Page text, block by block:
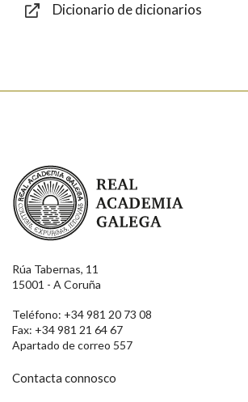
Dicionario de dicionarios
Real Academia Galega
Rúa Tabernas, 11
15001 - A Coruña
Teléfono: +34 981 20 73 08
Fax: +34 981 21 64 67
Apartado de correo 557
Contacta connosco